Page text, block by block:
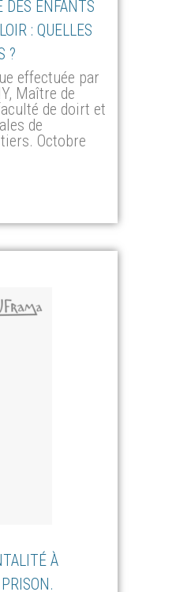
DES ENFANTS
: QUELLES
?
effectuée par
Maître de
de doirt et
de
Octobre
À